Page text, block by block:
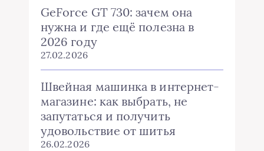
GeForce GT 730: зачем она
нужна и где ещё полезна в
2026 году
27.02.2026
Швейная машинка в интернет-
магазине: как выбрать, не
запутаться и получить
удовольствие от шитья
26.02.2026